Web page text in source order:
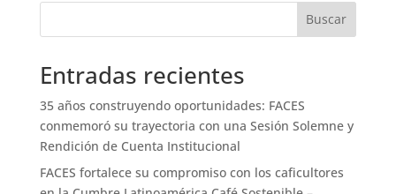
Buscar
Entradas recientes
35 años construyendo oportunidades: FACES
conmemoró su trayectoria con una Sesión Solemne y
Rendición de Cuenta Institucional
FACES fortalece su compromiso con los caficultores